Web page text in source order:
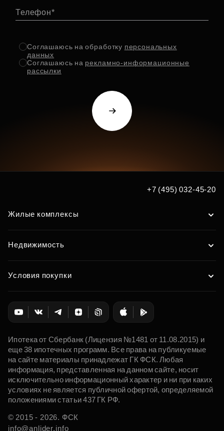
Телефон
Соглашаюсь на обработку персональных
данных
Соглашаюсь на рекламно-информационные
рассылки
+7 (495) 032-45-20
Жилые комплексы
Недвижимость
Условия покупки
Ипотека от Сбербанк (Лицензия №1481 от 11.08.2015) и
еще 38 ипотечных программ. Все права на публикуемые
на сайте материалы принадлежат ГК ФСК. Любая
информация, представленная на данном сайте, носит
исключительно информационный характер и ни при каких
условиях не является публичной офертой, определяемой
положениями статьи 437 ГК РФ.
© 2015 - 2026. ФСК
info@anlider.info